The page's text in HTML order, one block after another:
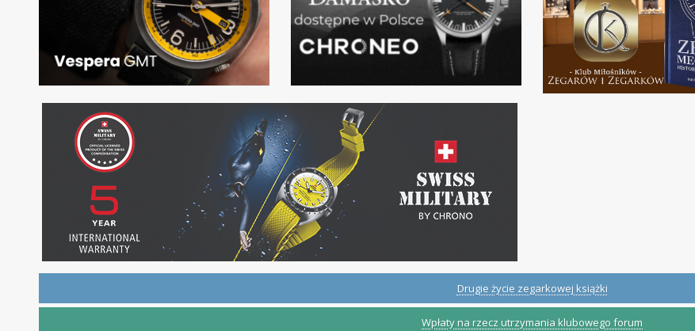
Drugie życie zegarkowej książki
Wpłaty na rzecz utrzymania klubowego forum